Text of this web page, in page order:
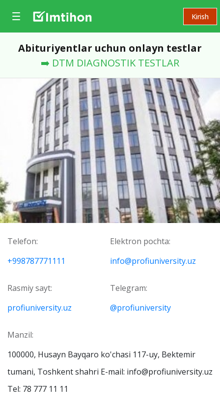
Kirish
Abituriyentlar uchun onlayn testlar
➡️ DTM DIAGNOSTIK TESTLAR
Telefon:
+998787771111
Elektron pochta:
info@profiuniversity.uz
Rasmiy sayt:
profiuniversity.uz
Telegram:
@profiuniversity
Manzil:
100000, Husayn Bayqaro ko'chasi 117-uy, Bektemir
tumani, Toshkent shahri E-mail: info@profiuniversity.uz
Tel: 78 777 11 11